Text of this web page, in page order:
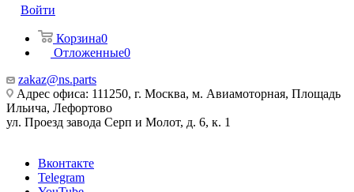
Войти
Корзина0
Отложенные0
zakaz@ns.parts
Адрес офиса: 111250, г. Москва, м. Авиамоторная, Площадь
Ильича, Лефортово
ул. Проезд завода Серп и Молот, д. 6, к. 1
Вконтакте
Telegram